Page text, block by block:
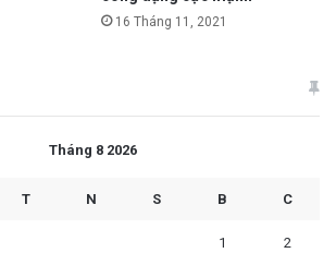
16 Tháng 11, 2021
Tháng 8 2026
T N S B C
1 2